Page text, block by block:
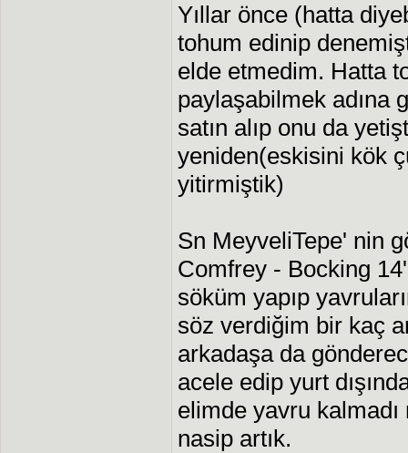
Yıllar önce (hatta
tohum edinip
elde etmedim. Hatta
paylaşabilmek adına
satın alıp onu da
yeniden(eskisini kök
yitirmiştik)
Sn MeyveliTepe' nin
Comfrey - Bocking
söküm yapıp
söz verdiğim bir kaç
arkadaşa da
acele edip yurt
elimde yavru
nasip artık.